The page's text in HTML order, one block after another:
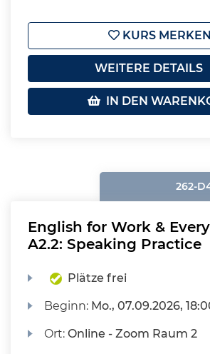
KURS MERKEN
WEITERE DETAILS
IN DEN
262-
English for Work &
A2.2: Speaking Practice
Plätze frei
Beginn: Mo., 07.09.2026,
Ort:Online - Zoom Raum 2